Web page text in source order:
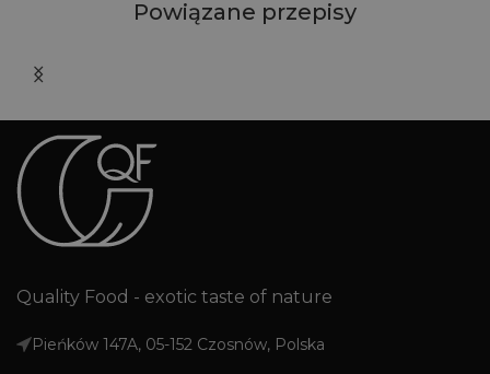
Powiązane przepisy
Quality Food - exotic taste of nature
Pieńków 147A, 05-152 Czosnów, Polska